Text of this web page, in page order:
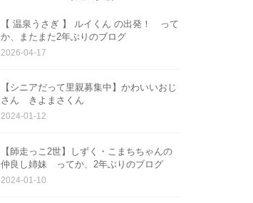
【 温泉うさぎ 】 ルイくん の出発！ って
か、またまた2年ぶりのブログ
2026-04-17
【シニアだって里親募集中】かわいいおじ
さん きよまさくん
2024-01-12
【師走っこ2世】しずく・こまちちゃんの
仲良し姉妹 ってか、2年ぶりのブログ
2024-01-10